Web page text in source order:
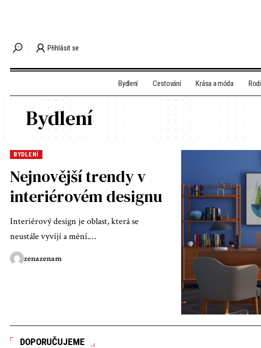
Přihlásit se
Bydlení Cestování Krása a móda
Bydlení
BYDLENÍ
Nejnovější trendy v
interiérovém designu
Interiérový design je oblast, která se
neustále vyvíjí a mění.…
zenazenam
DOPORUČUJEME